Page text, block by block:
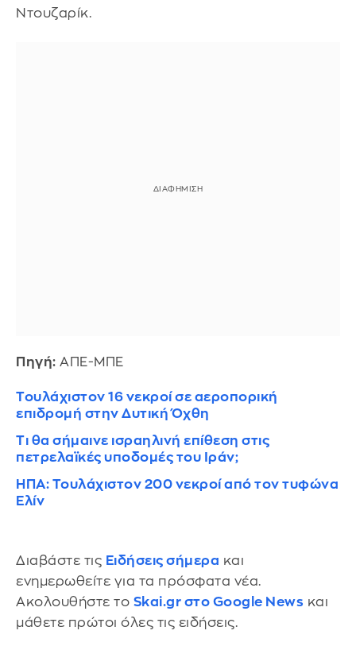
Ντουζαρίκ.
Πηγή: ΑΠΕ-ΜΠΕ
Τουλάχιστον 16 νεκροί σε αεροπορική
επιδρομή στην Δυτική Όχθη
Τι θα σήμαινε ισραηλινή επίθεση στις
πετρελαϊκές υποδομές του Ιράν;
ΗΠΑ: Τουλάχιστον 200 νεκροί από τον τυφώνα
Ελίν
Διαβάστε τις Ειδήσεις σήμερα και
ενημερωθείτε για τα πρόσφατα νέα.
Ακολουθήστε το Skai.gr στο Google News και
μάθετε πρώτοι όλες τις ειδήσεις.